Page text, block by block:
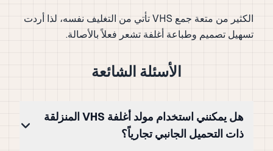
الكثير من متعة جمع VHS تأتي من التغليف نفسه، لذا أردت
تسهيل تصميم وطباعة أغلفة تشعر فعلاً بالأصالة.
الأسئلة الشائعة
هل يمكنني استخدام مولد أغلفة VHS المنزلقة
ذات التحميل الجانبي تجارياً؟